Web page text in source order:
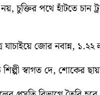
চুক্তির পথে হাঁটতে চান
জোর নবান্ন, ১.২২
স্বাগত দে, শোকের